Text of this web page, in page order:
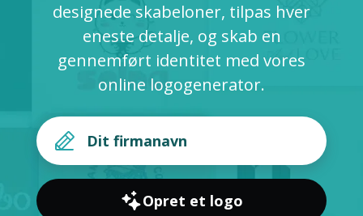
Trykte produkter
LOG IND
designede skabeloner, tilpas hver
eneste detalje, og skab en
gennemført identitet med vores
online logogenerator.
Opret et logo